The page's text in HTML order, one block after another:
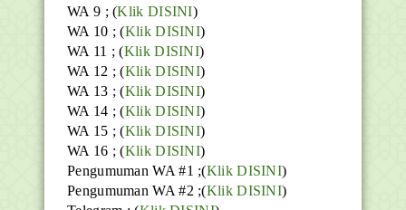
WA 9 ; (Klik DISINI)
WA 10 ; (Klik DISINI)
WA 11 ; (Klik DISINI)
WA 12 ; (Klik DISINI)
WA 13 ; (Klik DISINI)
WA 14 ; (Klik DISINI)
WA 15 ; (Klik DISINI)
WA 16 ; (Klik DISINI)
Pengumuman WA #1 ;(Klik DISINI)
Pengumuman WA #2 ;(Klik DISINI)